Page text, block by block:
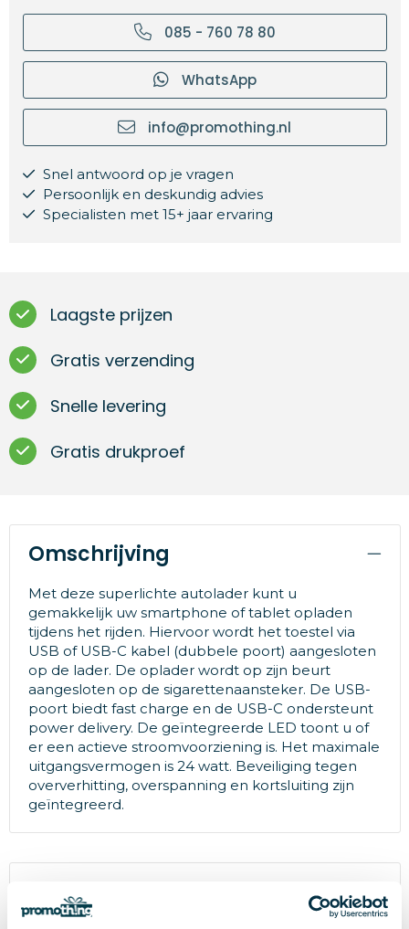
085 - 760 78 80
WhatsApp
info@promothing.nl
Snel antwoord op je vragen
Persoonlijk en deskundig advies
Specialisten met 15+ jaar ervaring
Laagste prijzen
Gratis verzending
Snelle levering
Gratis drukproef
Omschrijving
Met deze superlichte autolader kunt u
gemakkelijk uw smartphone of tablet opladen
tijdens het rijden. Hiervoor wordt het toestel via
USB of USB-C kabel (dubbele poort) aangesloten
op de lader. De oplader wordt op zijn beurt
aangesloten op de sigarettenaansteker. De USB-
poort biedt fast charge en de USB-C ondersteunt
power delivery. De geïntegreerde LED toont u of
er een actieve stroomvoorziening is. Het maximale
uitgangsvermogen is 24 watt. Beveiliging tegen
oververhitting, overspanning en kortsluiting zijn
geïntegreerd.
Specificaties